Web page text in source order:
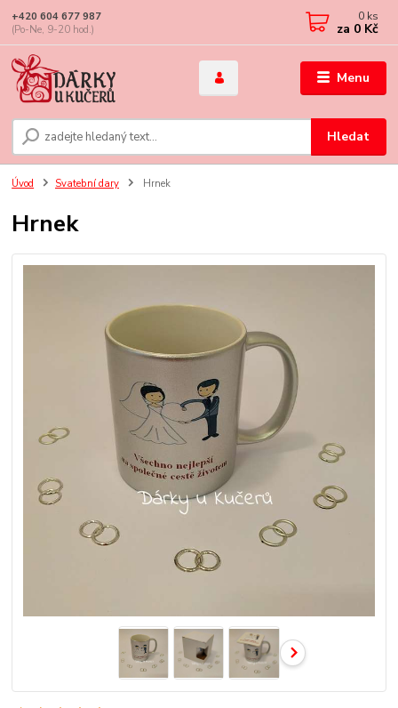
Menu
Hledat
+420 604 677 987
(Po-Ne, 9-20 hod.)
0 ks
za 0 Kč
Úvod Svatební dary Hrnek
Hrnek